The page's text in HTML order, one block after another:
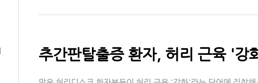
추간판탈출증 환자, 허리 근육 '강